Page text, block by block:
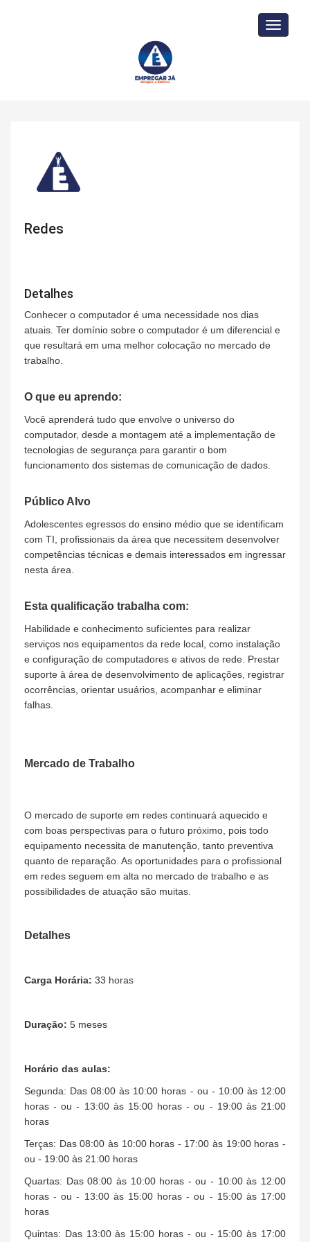
Toggle
Redes
Detalhes
Conhecer o computador é uma necessidade nos dias
atuais. Ter domínio sobre o computador é um diferencial e
que resultará em uma melhor colocação no mercado de
trabalho.
O que eu aprendo:
Você aprenderá tudo que envolve o universo do
computador, desde a montagem até a implementação de
tecnologias de segurança para garantir o bom
funcionamento dos sistemas de comunicação de dados.
Público Alvo
Adolescentes egressos do ensino médio que se identificam
com TI, profissionais da área que necessitem desenvolver
competências técnicas e demais interessados em ingressar
nesta área.
Esta qualificação trabalha com:
Habilidade e conhecimento suficientes para realizar
serviços nos equipamentos da rede local, como instalação
e configuração de computadores e ativos de rede. Prestar
suporte à área de desenvolvimento de aplicações, registrar
ocorrências, orientar usuários, acompanhar e eliminar
falhas.
Mercado de Trabalho
O mercado de suporte em redes continuará aquecido e
com boas perspectivas para o futuro próximo, pois todo
equipamento necessita de manutenção, tanto preventiva
quanto de reparação. As oportunidades para o profissional
em redes seguem em alta no mercado de trabalho e as
possibilidades de atuação são muitas.
Detalhes
Carga Horária: 33 horas
Duração: 5 meses
Horário das aulas:
Segunda: Das 08:00 às 10:00 horas - ou - 10:00 às 12:00
horas - ou - 13:00 às 15:00 horas - ou - 19:00 às 21:00
horas
Terças: Das 08:00 às 10:00 horas - 17:00 às 19:00 horas -
ou - 19:00 às 21:00 horas
Quartas: Das 08:00 às 10:00 horas - ou - 10:00 às 12:00
horas - ou - 13:00 às 15:00 horas - ou - 15:00 às 17:00
horas
Quintas: Das 13:00 às 15:00 horas - ou - 15:00 às 17:00